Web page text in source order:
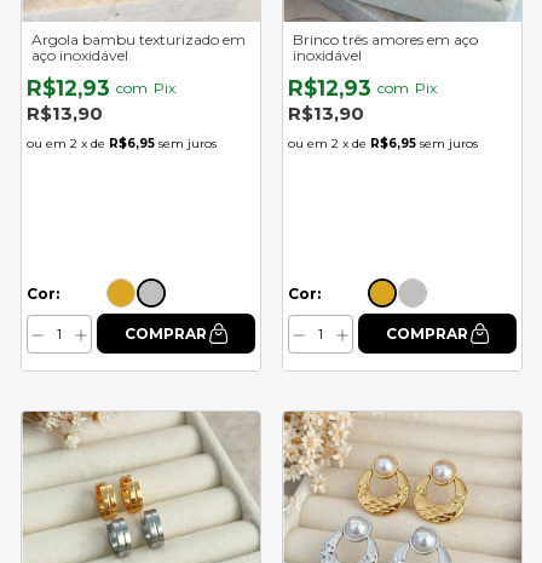
Argola bambu texturizado em
aço inoxidável
R$12,93 com Pix
R$13,90
2 x de R$6,95 sem juros
Cor:
Brinco três amores em aço
inoxidável
R$12,93 com Pix
R$13,90
2 x de R$6,95 sem juros
Cor: